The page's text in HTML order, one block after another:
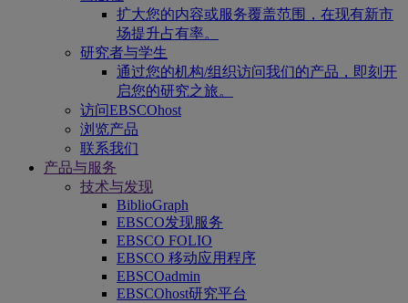
扩大您的内容或服务覆盖范围，在现有新市
场提升占有率。
研究者与学生
通过您的机构/组织访问我们的产品，即刻开
启您的研究之旅。
访问EBSCOhost
浏览产品
联系我们
产品与服务
技术与发现
BiblioGraph
EBSCO发现服务
EBSCO FOLIO
EBSCO 移动应用程序
EBSCOadmin
EBSCOhost研究平台